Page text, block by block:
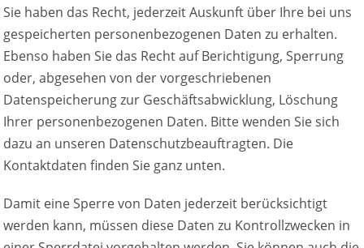
Sie haben das Recht, jederzeit Auskunft über Ihre bei uns
gespeicherten personenbezogenen Daten zu erhalten.
Ebenso haben Sie das Recht auf Berichtigung, Sperrung
oder, abgesehen von der vorgeschriebenen
Datenspeicherung zur Geschäftsabwicklung, Löschung
Ihrer personenbezogenen Daten. Bitte wenden Sie sich
dazu an unseren Datenschutzbeauftragten. Die
Kontaktdaten finden Sie ganz unten.
Damit eine Sperre von Daten jederzeit berücksichtigt
werden kann, müssen diese Daten zu Kontrollzwecken in